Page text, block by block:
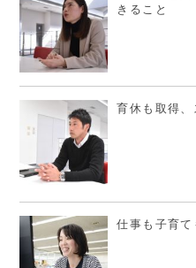
きること
育休も取得、
仕事も子育